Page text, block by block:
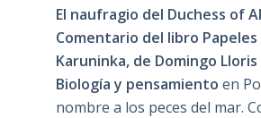
El naufragio del Duchess of
Comentario del libro Papeles
Karuninka, de Domingo Lloris
Biología y pensamiento en
nombre a los peces del mar.